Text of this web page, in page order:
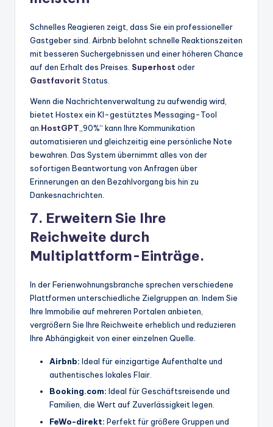
Schnelles Reagieren zeigt, dass Sie ein professioneller
Gastgeber sind. Airbnb belohnt schnelle Reaktionszeiten
mit besseren Suchergebnissen und einer höheren Chance
auf den Erhalt des Preises. Superhost oder
Gastfavorit Status.
Wenn die Nachrichtenverwaltung zu aufwendig wird,
bietet Hostex ein KI-gestütztes Messaging-Tool
an.HostGPT„90%“ kann Ihre Kommunikation
automatisieren und gleichzeitig eine persönliche Note
bewahren. Das System übernimmt alles von der
sofortigen Beantwortung von Anfragen über
Erinnerungen an den Bezahlvorgang bis hin zu
Dankesnachrichten.
7. Erweitern Sie Ihre
Reichweite durch
Multiplattform-Einträge.
In der Ferienwohnungsbranche sprechen verschiedene
Plattformen unterschiedliche Zielgruppen an. Indem Sie
Ihre Immobilie auf mehreren Portalen anbieten,
vergrößern Sie Ihre Reichweite erheblich und reduzieren
Ihre Abhängigkeit von einer einzelnen Quelle.
Airbnb: Ideal für einzigartige Aufenthalte und
authentisches lokales Flair.
Booking.com: Ideal für Geschäftsreisende und
Familien, die Wert auf Zuverlässigkeit legen.
FeWo-direkt: Perfekt für größere Gruppen und